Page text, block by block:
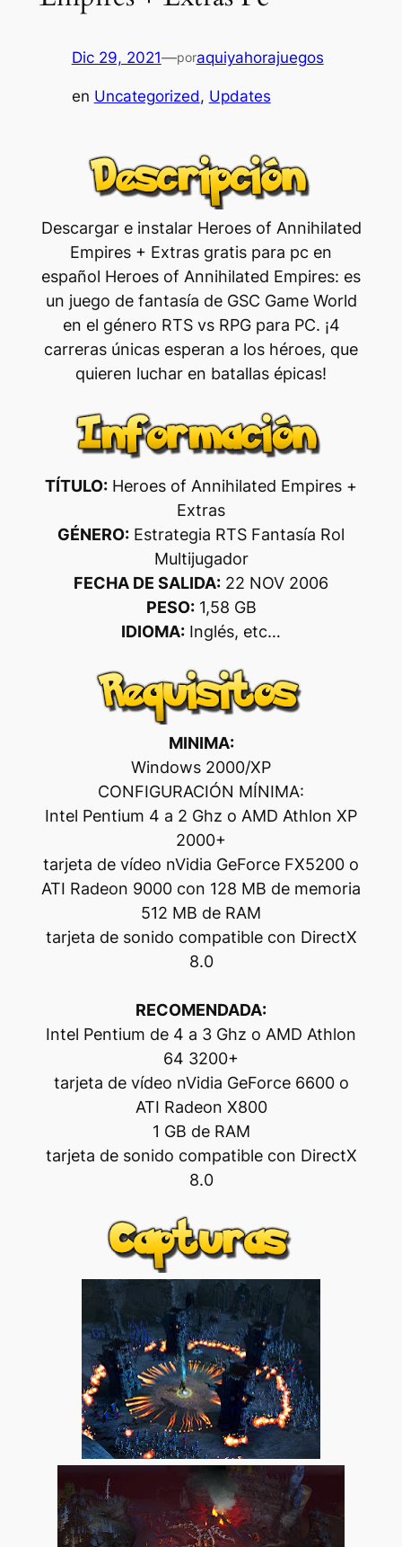
Dic 29, 2021—poraquiyahorajuegos
en Uncategorized, Updates
Descargar e instalar Heroes of Annihilated
Empires + Extras gratis para pc en
español Heroes of Annihilated Empires: es
un juego de fantasía de GSC Game World
en el género RTS vs RPG para PC. ¡4
carreras únicas esperan a los héroes, que
quieren luchar en batallas épicas!
TÍTULO: Heroes of Annihilated Empires +
Extras
GÉNERO: Estrategia RTS Fantasía Rol
Multijugador
FECHA DE SALIDA: 22 NOV 2006
PESO:1,58 GB
IDIOMA: Inglés, etc…
MINIMA:
Windows 2000/XP
CONFIGURACIÓN MÍNIMA:
Intel Pentium 4 a 2 Ghz o AMD Athlon XP
2000+
tarjeta de vídeo nVidia GeForce FX5200 o
ATI Radeon 9000 con 128 MB de memoria
512 MB de RAM
tarjeta de sonido compatible con DirectX
8.0
RECOMENDADA:
Intel Pentium de 4 a 3 Ghz o AMD Athlon
64 3200+
tarjeta de vídeo nVidia GeForce 6600 o
ATI Radeon X800
1 GB de RAM
tarjeta de sonido compatible con DirectX
8.0